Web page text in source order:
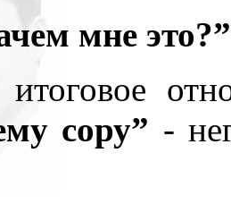
мне это?”
сору” -